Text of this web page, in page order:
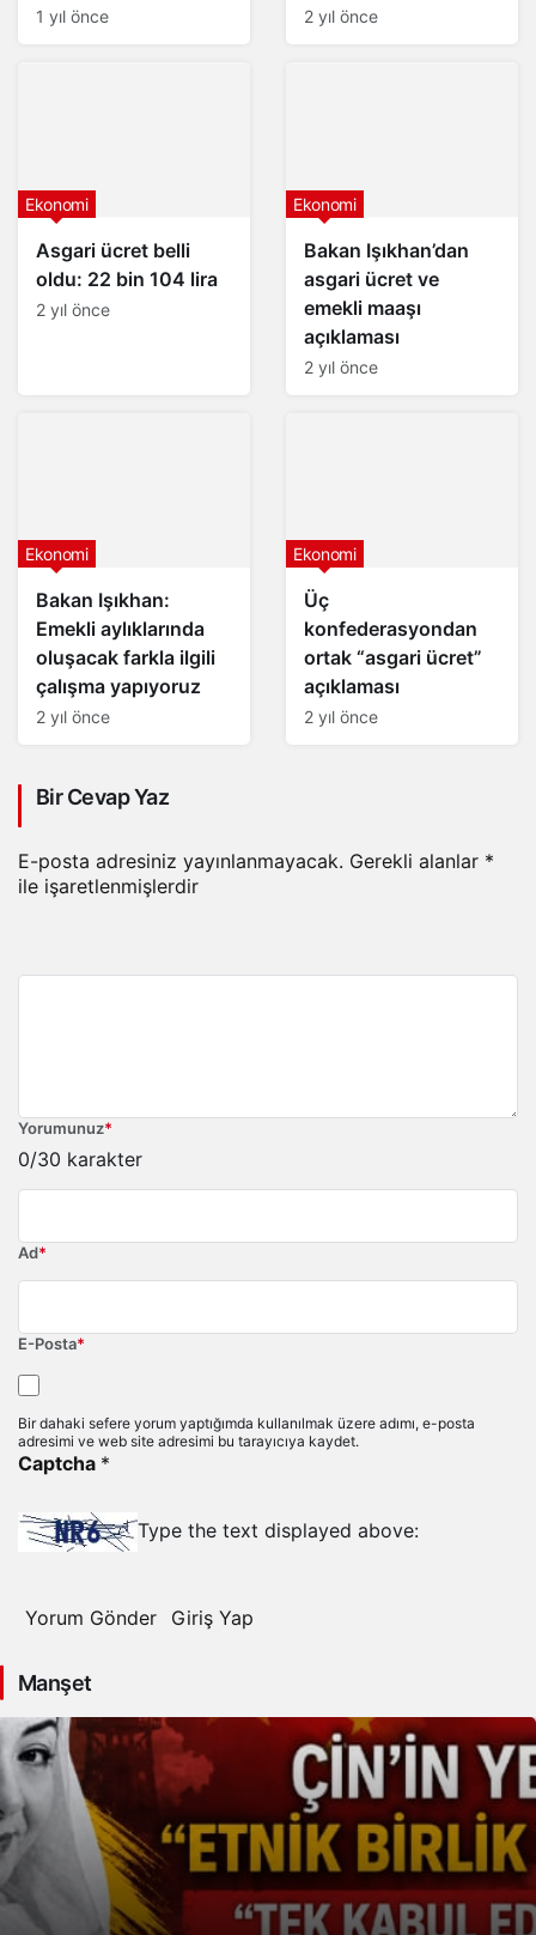
1 yıl önce 2 yıl önce
Asgari ücret belli
oldu: 22 bin 104 lira
Ekonomi
2 yıl önce
Bakan Işıkhan’dan
asgari ücret ve
emekli maaşı
açıklaması
Ekonomi
2 yıl önce
Bakan Işıkhan:
Emekli aylıklarında
oluşacak farkla ilgili
çalışma yapıyoruz
Ekonomi
2 yıl önce
Üç
konfederasyondan
ortak “asgari ücret”
açıklaması
Ekonomi
2 yıl önce
Bir Cevap Yaz
E-posta adresiniz yayınlanmayacak. Gerekli alanlar *
ile işaretlenmişlerdir
Yorumunuz*
0/30 karakter
Ad*
E-Posta*
Bir dahaki sefere yorum yaptığımda kullanılmak üzere adımı, e-posta
adresimi ve web site adresimi bu tarayıcıya kaydet.
Captcha *
Type the text displayed above:
Yorum Gönder Giriş Yap
Manşet